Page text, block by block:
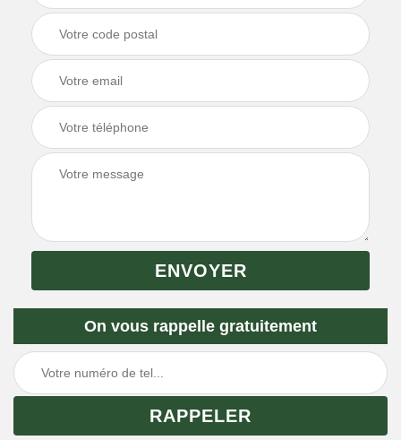
On vous rappelle gratuitement